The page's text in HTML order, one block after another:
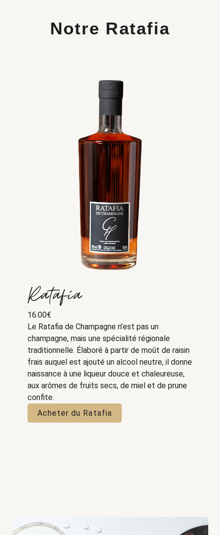
Notre Ratafia
Ratafia
16.00€
Le Ratafia de Champagne n’est pas un
champagne, mais une spécialité régionale
traditionnelle. Élaboré à partir de moût de raisin
frais auquel est ajouté un alcool neutre, il donne
naissance à une liqueur douce et chaleureuse,
aux arômes de fruits secs, de miel et de prune
confite.
Acheter du Ratafia